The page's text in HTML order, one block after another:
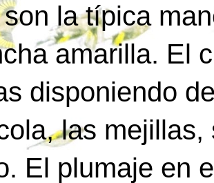
la típica
amarilla. El
disponiendo
las
El plumaje en